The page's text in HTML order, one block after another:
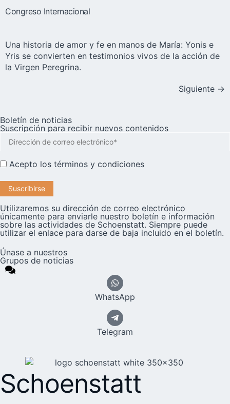
Congreso Internacional
Una historia de amor y fe en manos de María: Yonis e
Yris se convierten en testimonios vivos de la acción de
la Virgen Peregrina.
Siguiente →
Boletín de noticias
Suscripción para recibir nuevos contenidos
Acepto los términos y condiciones
Utilizaremos su dirección de correo electrónico
únicamente para enviarle nuestro boletín e información
sobre las actividades de Schoenstatt. Siempre puede
utilizar el enlace para darse de baja incluido en el boletín.
Únase a nuestros
Grupos de noticias
WhatsApp
Telegram
Schoenstatt